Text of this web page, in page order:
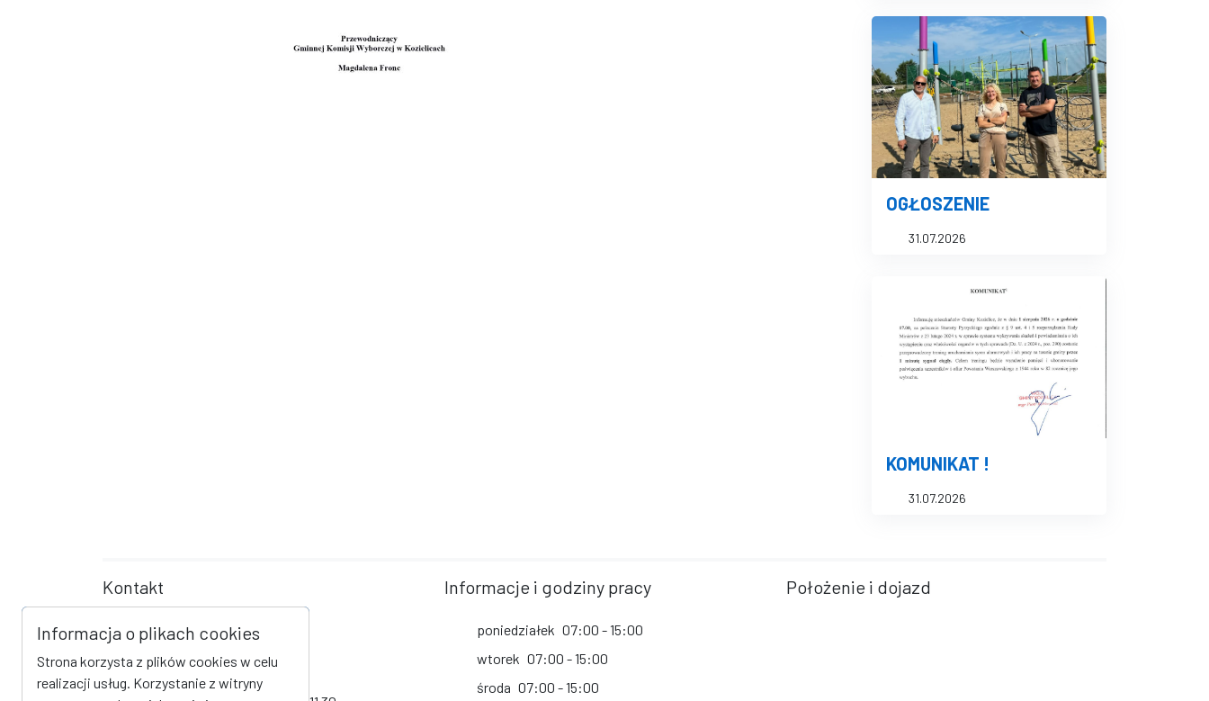
OGŁOSZENIE
31.07.2026
KOMUNIKAT !
31.07.2026
Kontakt
Urząd Gminy Kozielice
74-204 Kozielice
Informacje i godziny pracy
poniedziałek 07:00 - 15:00
wtorek 07:00 - 15:00
środa 07:00 - 15:00
Położenie i dojazd
Informacja o plikach cookies
Strona korzysta z plików cookies w celu
realizacji usług. Korzystanie z witryny